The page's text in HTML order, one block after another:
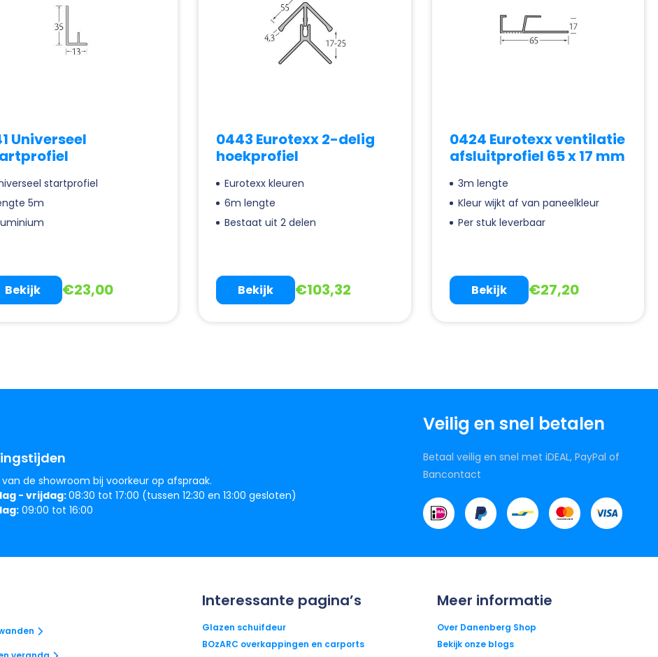
Universeel
startprofiel
5m
€23,00
Bekijk
0443 Eurotexx 2-delig
hoekprofiel
Eurotexx kleuren
6m lengte
Bestaat uit 2 delen
€103,32
Bekijk
0424 Eurotexx ventilatie
afsluitprofiel 65 x 17 mm
3m lengte
Kleur wijkt af van paneelkleur
Per stuk leverbaar
€27,20
Bekijk
van de showroom bij voorkeur op afspraak.
- vrijdag:08:30 tot 17:00 (tussen 12:30 en 13:00 gesloten)
09:00 tot 16:00
Veilig en snel betalen
Betaal veilig en snel met iDEAL, PayPal of
Bancontact
Interessante pagina’s
Glazen schuifdeur
BOzARC overkappingen en carports
Meer informatie
Over Danenberg Shop
Bekijk onze blogs